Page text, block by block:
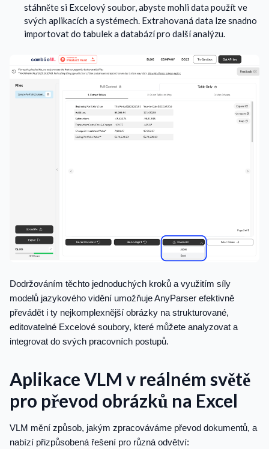
stáhněte si Excelový soubor, abyste mohli data použít ve
svých aplikacích a systémech. Extrahovaná data lze snadno
importovat do tabulek a databází pro další analýzu.
Dodržováním těchto jednoduchých kroků a využitím síly
modelů jazykového vidění umožňuje AnyParser efektivně
převádět i ty nejkomplexnější obrázky na strukturované,
editovatelné Excelové soubory, které můžete analyzovat a
integrovat do svých pracovních postupů.
Aplikace VLM v reálném světě
pro převod obrázků na Excel
VLM mění způsob, jakým zpracováváme převod dokumentů, a
nabízí přizpůsobená řešení pro různá odvětví: